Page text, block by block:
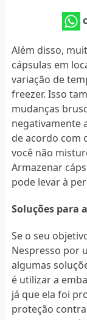
Além disso,
cápsulas em
variação de
freezer. Isso
mudanças
negativamente
de acordo com
você não
Armazenar
pode levar à
Soluções para
Se o seu
Nespresso por
algumas
é utilizar a
já que ela foi
proteção